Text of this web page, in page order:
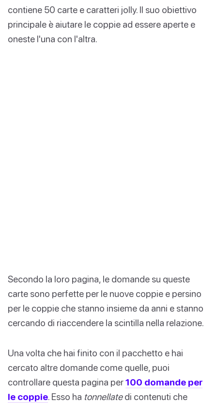
contiene 50 carte e caratteri jolly. Il suo obiettivo
principale è aiutare le coppie ad essere aperte e
oneste l'una con l'altra.
Secondo la loro pagina, le domande su queste
carte sono perfette per le nuove coppie e persino
per le coppie che stanno insieme da anni e stanno
cercando di riaccendere la scintilla nella relazione.
Una volta che hai finito con il pacchetto e hai
cercato altre domande come quelle, puoi
controllare questa pagina per100 domande per
le coppie. Esso ha tonnellatedi contenuti che